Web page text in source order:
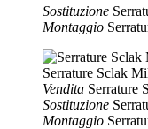
Sostituzione
Montaggio
Serrature Sclak
Vendita Serrature
Sostituzione
Montaggio